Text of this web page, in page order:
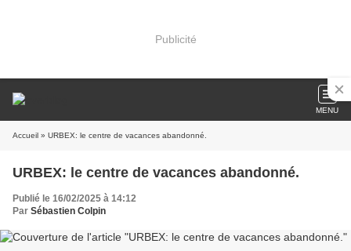
Publicité
MENU
Accueil » URBEX: le centre de vacances abandonné.
URBEX: le centre de vacances abandonné.
Publié le 16/02/2025 à 14:12
Par Sébastien Colpin